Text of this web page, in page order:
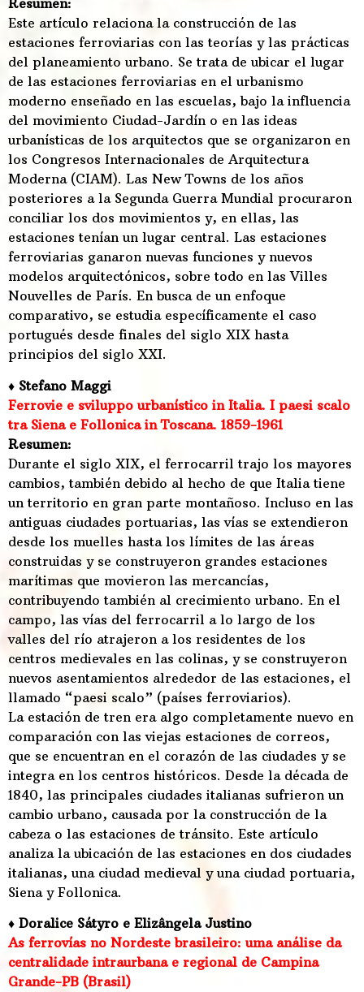
Resumen:
Este artículo relaciona la construcción de las
estaciones ferroviarias con las teorías y las prácticas
del planeamiento urbano. Se trata de ubicar el lugar
de las estaciones ferroviarias en el urbanismo
moderno enseñado en las escuelas, bajo la influencia
del movimiento Ciudad-Jardín o en las ideas
urbanísticas de los arquitectos que se organizaron en
los Congresos Internacionales de Arquitectura
Moderna (CIAM). Las New Towns de los años
posteriores a la Segunda Guerra Mundial procuraron
conciliar los dos movimientos y, en ellas, las
estaciones tenían un lugar central. Las estaciones
ferroviarias ganaron nuevas funciones y nuevos
modelos arquitectónicos, sobre todo en las Villes
Nouvelles de París. En busca de un enfoque
comparativo, se estudia específicamente el caso
portugués desde finales del siglo XIX hasta
principios del siglo XXI.
♦ Stefano Maggi
Ferrovie e sviluppo urbanístico in Italia. I paesi scalo
tra Siena e Follonica in Toscana. 1859-1961
Resumen:
Durante el siglo XIX, el ferrocarril trajo los mayores
cambios, también debido al hecho de que Italia tiene
un territorio en gran parte montañoso. Incluso en las
antiguas ciudades portuarias, las vías se extendieron
desde los muelles hasta los límites de las áreas
construidas y se construyeron grandes estaciones
marítimas que movieron las mercancías,
contribuyendo también al crecimiento urbano. En el
campo, las vías del ferrocarril a lo largo de los
valles del río atrajeron a los residentes de los
centros medievales en las colinas, y se construyeron
nuevos asentamientos alrededor de las estaciones, el
llamado “paesi scalo” (países ferroviarios).
La estación de tren era algo completamente nuevo en
comparación con las viejas estaciones de correos,
que se encuentran en el corazón de las ciudades y se
integra en los centros históricos. Desde la década de
1840, las principales ciudades italianas sufrieron un
cambio urbano, causada por la construcción de la
cabeza o las estaciones de tránsito. Este artículo
analiza la ubicación de las estaciones en dos ciudades
italianas, una ciudad medieval y una ciudad portuaria,
Siena y Follonica.
♦ Doralice Sátyro e Elizângela Justino
As ferrovías no Nordeste brasileiro: uma análise da
centralidade intraurbana e regional de Campina
Grande-PB (Brasil)